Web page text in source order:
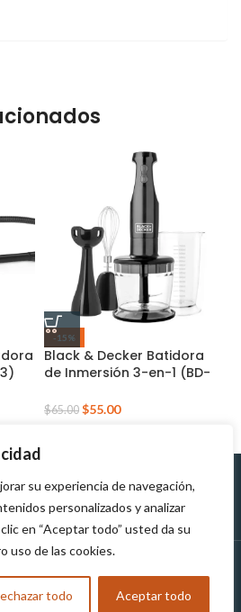
su experiencia de navegación,
personalizados y analizar
en “Aceptar todo” usted da su
uso de las cookies.
todo Aceptar todo
-15%
Black & Decker Batidora
de Inmersión 3-en-1 (BD-
$65.00 $55.00
de tratamiento de
personales
Compra y Reclama tu Obsequio